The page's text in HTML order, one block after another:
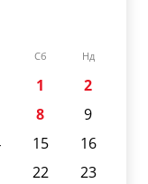
Сб Нд
1
2
8
9
15
16
22
23